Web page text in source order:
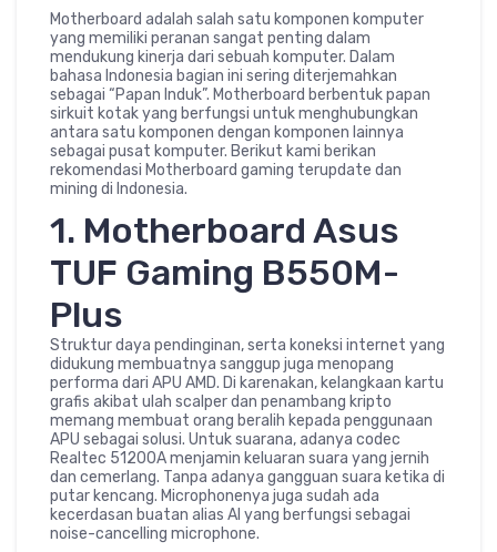
Motherboard adalah salah satu komponen komputer
yang memiliki peranan sangat penting dalam
mendukung kinerja dari sebuah komputer. Dalam
bahasa Indonesia bagian ini sering diterjemahkan
sebagai “Papan Induk”. Motherboard berbentuk papan
sirkuit kotak yang berfungsi untuk menghubungkan
antara satu komponen dengan komponen lainnya
sebagai pusat komputer. Berikut kami berikan
rekomendasi Motherboard gaming terupdate dan
mining di Indonesia.
1. Motherboard Asus
TUF Gaming B550M-
Plus
Struktur daya pendinginan, serta koneksi internet yang
didukung membuatnya sanggup juga menopang
performa dari APU AMD. Di karenakan, kelangkaan kartu
grafis akibat ulah scalper dan penambang kripto
memang membuat orang beralih kepada penggunaan
APU sebagai solusi. Untuk suarana, adanya codec
Realtec 51200A menjamin keluaran suara yang jernih
dan cemerlang. Tanpa adanya gangguan suara ketika di
putar kencang. Microphonenya juga sudah ada
kecerdasan buatan alias AI yang berfungsi sebagai
noise-cancelling microphone.